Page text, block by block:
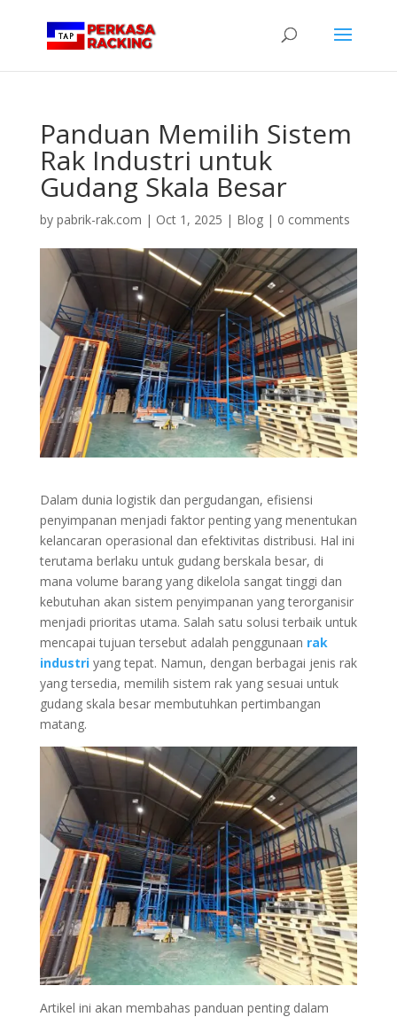
Panduan Memilih Sistem
Rak Industri untuk
Gudang Skala Besar
by pabrik-rak.com | Oct 1, 2025 | Blog| 0 comments
Dalam dunia logistik dan pergudangan, efisiensi
penyimpanan menjadi faktor penting yang menentukan
kelancaran operasional dan efektivitas distribusi. Hal ini
terutama berlaku untuk gudang berskala besar, di
mana volume barang yang dikelola sangat tinggi dan
kebutuhan akan sistem penyimpanan yang terorganisir
menjadi prioritas utama. Salah satu solusi terbaik untuk
mencapai tujuan tersebut adalah penggunaan rak
industriyang tepat. Namun, dengan berbagai jenis rak
yang tersedia, memilih sistem rak yang sesuai untuk
gudang skala besar membutuhkan pertimbangan
matang.
Artikel ini akan membahas panduan penting dalam